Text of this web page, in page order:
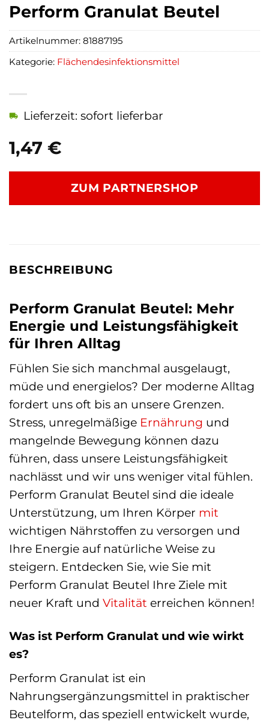
Perform Granulat Beutel
1,47 €
Lieferzeit: sofort lieferbar
ZUM PARTNERSHOP
Artikelnummer: 81887195
Kategorie: Flächendesinfektionsmittel
BESCHREIBUNG
Perform Granulat Beutel: Mehr
Energie und Leistungsfähigkeit
für Ihren Alltag
Fühlen Sie sich manchmal ausgelaugt,
müde und energielos? Der moderne Alltag
fordert uns oft bis an unsere Grenzen.
Stress, unregelmäßige Ernährung und
mangelnde Bewegung können dazu
führen, dass unsere Leistungsfähigkeit
nachlässt und wir uns weniger vital fühlen.
Perform Granulat Beutel sind die ideale
Unterstützung, um Ihren Körper mit
wichtigen Nährstoffen zu versorgen und
Ihre Energie auf natürliche Weise zu
steigern. Entdecken Sie, wie Sie mit
Perform Granulat Beutel Ihre Ziele mit
neuer Kraft und Vitalität erreichen können!
Was ist Perform Granulat und wie wirkt
es?
Perform Granulat ist ein
Nahrungsergänzungsmittel in praktischer
Beutelform, das speziell entwickelt wurde,